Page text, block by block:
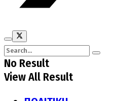
No Result
View All Result